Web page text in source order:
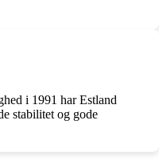
i 1991 har Estland
stabilitet og gode